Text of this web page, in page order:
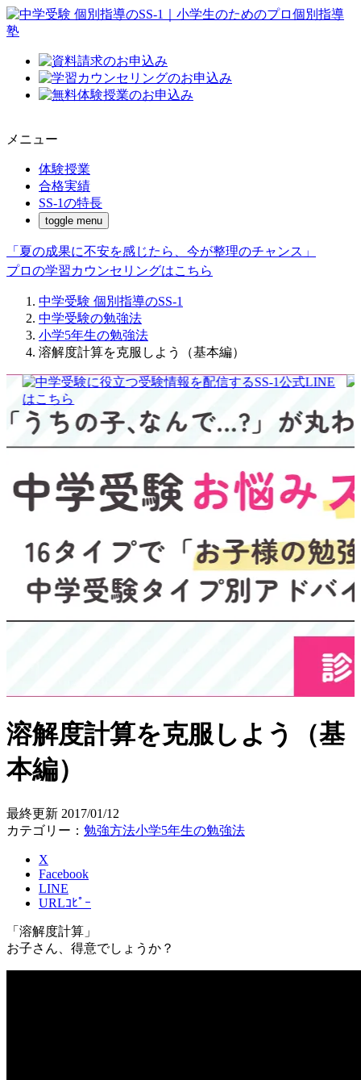
メニュー
体験授業
合格実績
SS-1の特長
toggle menu
「夏の成果に不安を感じたら、今が整理のチャンス」
プロの学習カウンセリングはこちら
中学受験 個別指導のSS-1
中学受験の勉強法
小学5年生の勉強法
溶解度計算を克服しよう（基本編）
溶解度計算を克服しよう（基
本編）
最終更新 2017/01/12
カテゴリー： 勉強方法小学5年生の勉強法
X
Facebook
LINE
URLｺﾋﾟｰ
「溶解度計算」
お子さん、得意でしょうか？